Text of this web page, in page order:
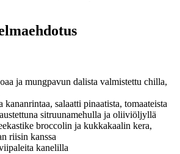
ja mungpavun dalista valmistettu chilla,
kananrintaa, salaatti pinaatista, tomaateista
sitruunamehulla ja oliiviöljyllä
broccolin ja kukkakaalin kera,
riisin kanssa
kanelilla